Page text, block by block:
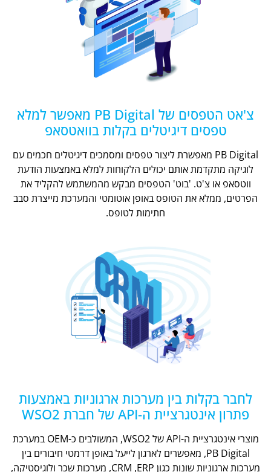
צ'אט הטפסים של PB Digital מאפשר למלא
טפסים דיגיטלים בקלות בוואטסאפ
PB Digital מאפשרת ליצור טפסים ומסמכים דיגיטלים חכמים עם
לוגיקה מתקדמת אותם יכולים הלקוחות למלא באמצעות הודעת
ווטסאפ או צ'ט. 'בוט' הטפסים מבקש מהמשתמש להקליד את
הפרטים, ממלא את הטופס באופן אוטומטי והמערכת מייצרת סבב
חתימות לטופס.
לחבר בקלות בין מערכות ארגוניות באמצעות
פתרון אינטגרציית ה-API של חברת WSO2
מוצרי אינטגרציית ה-API של WSO2, המשולבים כ-OEM במערכת
PB Digital, מאפשרים לארגון לייעל באופן דרמטי חיבורים בין
מערכות ארגוניות שונות כגון CRM ,ERP, מערכות שכר ולוגיסטיקה,